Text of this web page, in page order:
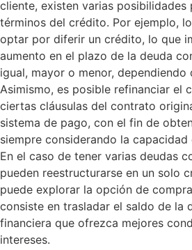
cliente, existen varias posibilidades
términos del crédito. Por ejemplo,
optar por diferir un crédito, lo que
aumento en el plazo de la deuda
igual, mayor o menor, dependiendo
Asimismo, es posible refinanciar el
ciertas cláusulas del contrato
sistema de pago, con el fin de
siempre considerando la
En el caso de tener varias deudas
pueden reestructurarse en un solo
puede explorar la opción de
consiste en trasladar el saldo de la
financiera que ofrezca mejores
intereses.